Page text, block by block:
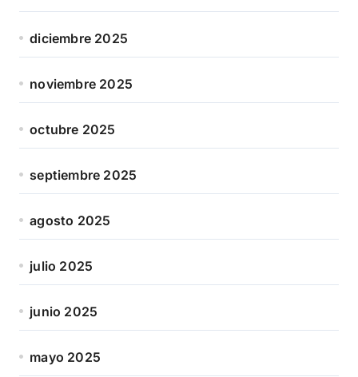
diciembre 2025
noviembre 2025
octubre 2025
septiembre 2025
agosto 2025
julio 2025
junio 2025
mayo 2025